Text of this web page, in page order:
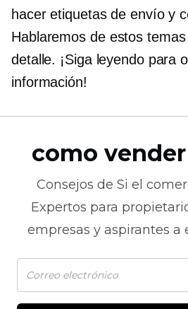
hacer etiquetas de envío y
Hablaremos de estos
detalle. ¡Siga leyendo para
información!
como
Consejos de Si el
Expertos para
empresas y aspirantes a